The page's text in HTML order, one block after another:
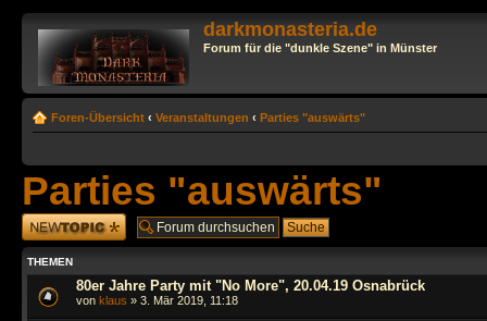
darkmonasteria.de
Forum für die "dunkle Szene" in Münster
Foren-Übersicht ‹ Veranstaltungen ‹ Parties "auswärts"
Parties "auswärts"
Neues Thema
erstellen
THEMEN
80er Jahre Party mit "No More", 20.04.19 Osnabrück
von klaus » 3. Mär 2019, 11:18